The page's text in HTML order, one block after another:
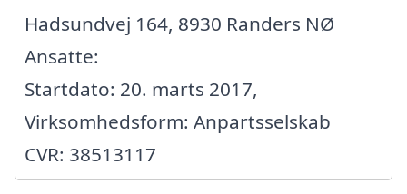
Hadsundvej 164, 8930 Randers NØ
Ansatte:
Startdato: 20. marts 2017,
Virksomhedsform: Anpartsselskab
CVR: 38513117